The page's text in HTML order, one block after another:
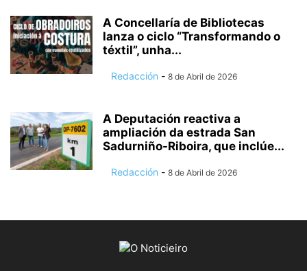
A Concellaría de Bibliotecas
lanza o ciclo “Transformando o
téxtil”, unha...
Redacción - 8 de Abril de 2026
A Deputación reactiva a
ampliación da estrada San
Sadurniño-Riboira, que inclúe...
Redacción - 8 de Abril de 2026